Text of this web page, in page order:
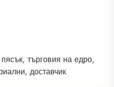
търговия на едро,
доставчик